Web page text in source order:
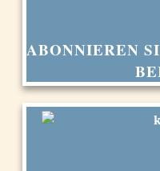
ABONNIEREN